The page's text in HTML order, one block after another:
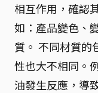
相互作用，確認
如：產品變色、
質。 不同材質的
性也大不相同。
油發生反應，導